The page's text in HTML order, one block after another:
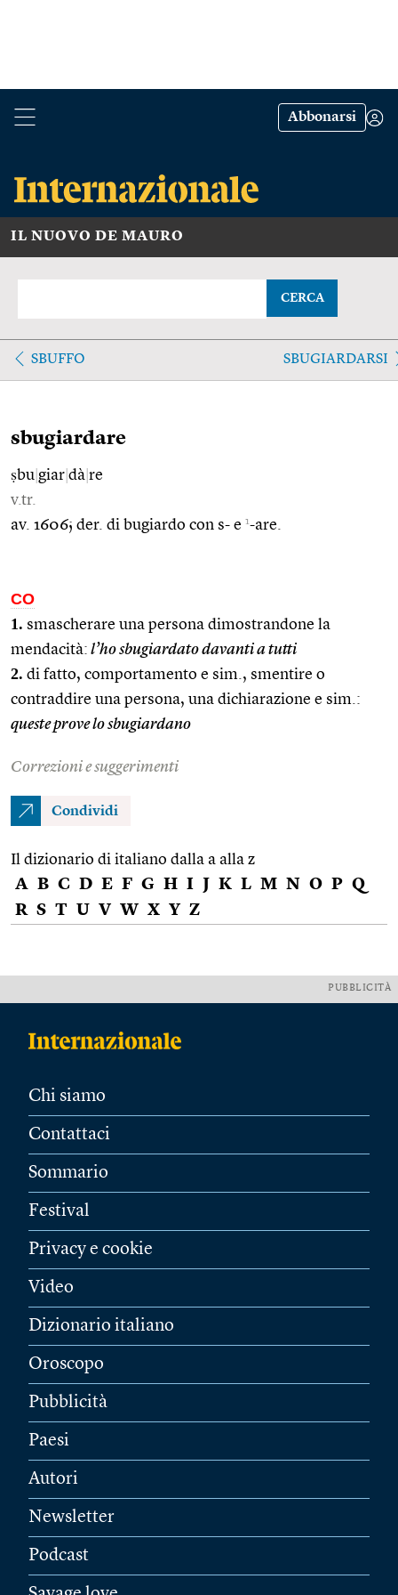
Abbonarsi
IL NUOVO DE MAURO
CERCA
SBUFFO SBUGIARDARSI
sbugiardare
ṣbu giar dà re
v.tr.
av. 1606; der. di bugiardo con s- e 1-are.
CO
1. smascherare una persona dimostrandone la
mendacità: l’ho sbugiardato davanti a tutti
2. di fatto, comportamento e sim., smentire o
contraddire una persona, una dichiarazione e sim.:
queste prove lo sbugiardano
Correzioni e suggerimenti
Condividi
Il dizionario di italiano dalla a alla z
A B C D E F G H I J K L M N O P Q
R S T U V W X Y Z
PUBBLICITÀ
Chi siamo
Contattaci
Sommario
Festival
Privacy e cookie
Video
Dizionario italiano
Oroscopo
Pubblicità
Paesi
Autori
Newsletter
Podcast